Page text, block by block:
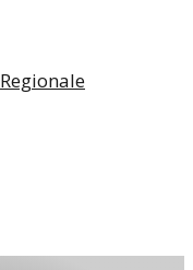
Regionale